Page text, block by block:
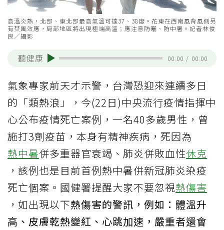
高溫炎熱，北部、東北部最高氣溫可達37、38度。花東在西南風背風側另
有焚風效應，局部地區將出現極端高溫；應注意防曬、防中暑。記者林俊
良／攝影
聽健康 00:00 / 00:00
氣象專家前天才示警，台灣恐迎來連續多日
的「類熱浪」，今(22日)中央流行疫情指揮中
心公布疫情死亡案例，一名40多歲男性，曾
施打3劑疫苗，本身有精神疾病，死因為
熱中暑併多重器官衰竭、肺炎併敗血性休克
，該例也是目前首例熱中暑併新冠肺炎染疫
死亡個案。國健署提醒大家不要忽視熱傷害
，如出現以下熱傷害的警訊，例如：體溫升
高、皮膚乾熱變紅、心跳加速，嚴重者還會